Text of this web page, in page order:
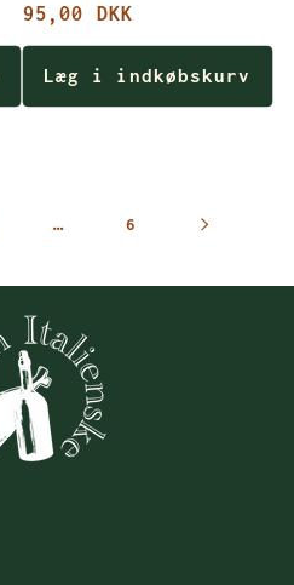
Normalpris
95,00 DKK
Læg i indkøbskurv
… 6